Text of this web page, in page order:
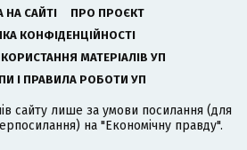
НА САЙТІ
ПРО ПРОЄКТ
КОНФІДЕНЦІЙНОСТІ
МАТЕРІАЛІВ УП
І ПРАВИЛА РОБОТИ УП
сайту лише за умови посилання (для
на "Економічну правду".